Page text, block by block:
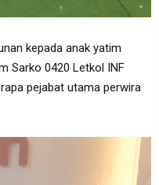
kepada anak yatim
Sarko 0420 Letkol INF
pejabat utama perwira